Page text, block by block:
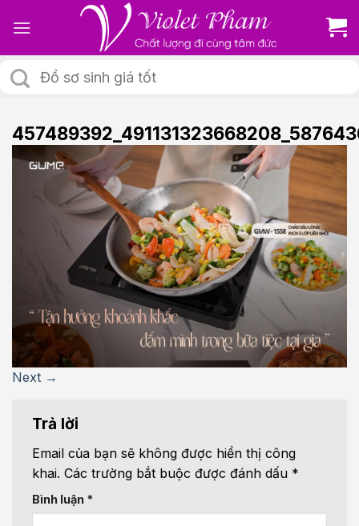
Tìm
kiếm:
Next →
Trả lời
Email của bạn sẽ không được hiển thị công
khai. Các trường bắt buộc được đánh dấu *
Bình luận *